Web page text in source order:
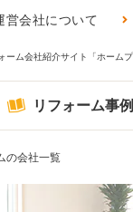
営会社について
ーム会社紹介サイト「ホームプ
リフォーム事例
の会社一覧